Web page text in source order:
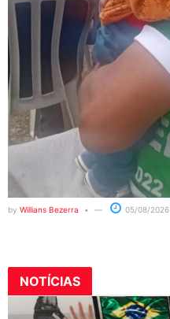
by Willians Bezerra 05/08/2026
NOTÍCIAS